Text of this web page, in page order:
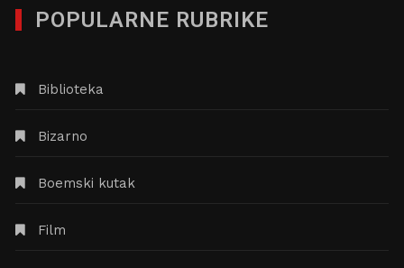
POPULARNE RUBRIKE
Biblioteka
Bizarno
Boemski kutak
Film